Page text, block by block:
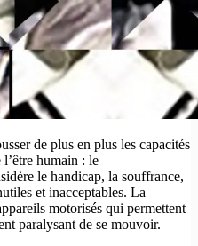
de plus en plus les capacités
l’être humain : le
le handicap, la souffrance,
et inacceptables. La
motorisés qui permettent
paralysant de se mouvoir.